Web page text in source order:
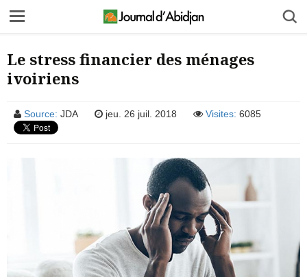
Le stress financier des ménages
ivoiriens
Source: JDA jeu. 26 juil. 2018 Visites: 6085